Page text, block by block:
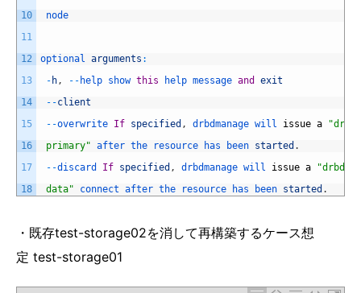
10
11
12
13
14
15
16
17
18
node
optional arguments :
- h , -- help show this help message and
exit
--client
--overwrite If specified , drbdmanage will issue a
primary" after the resource has been started .
--discard If specified , drbdmanage will issue a
data"
connect after the resource has been started .
・既存test-storage02を消して再構築するケース想
定 test-storage01